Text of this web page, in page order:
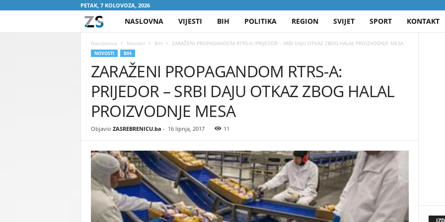
PETAK, 7 KOLOVOZA, 2026
A
R
E
B
R
E
N
I
NASLOVNA VIJESTI BIH POLITIKA REGION SVIJET SPORT KONTAKT
Naslovnica Novosti BiH ZARAŽENI PROPAGANDOM RTRS-A: PRIJEDOR – SRBI DAJU OTKAZ ZBOG HALAL PROIZVODNJE MESA
NOVOSTI BIH
ZARAŽENI PROPAGANDOM RTRS-A:
PRIJEDOR – SRBI DAJU OTKAZ ZBOG HALAL
PROIZVODNJE MESA
Objavio ZASREBRENICU.ba - 16 lipnja, 2017 11